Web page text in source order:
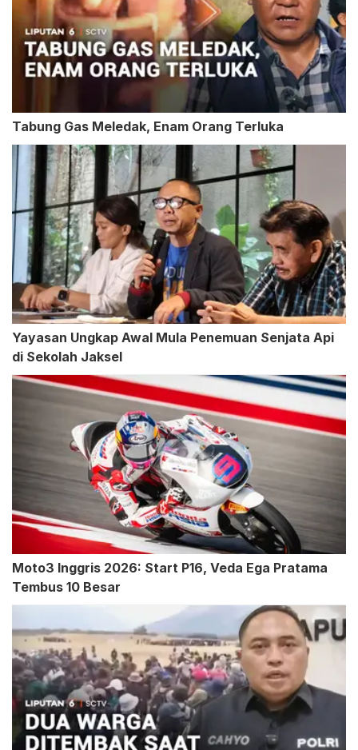
Tabung Gas Meledak, Enam Orang Terluka
Yayasan Ungkap Awal Mula Penemuan Senjata Api
di Sekolah Jaksel
Moto3 Inggris 2026: Start P16, Veda Ega Pratama
Tembus 10 Besar